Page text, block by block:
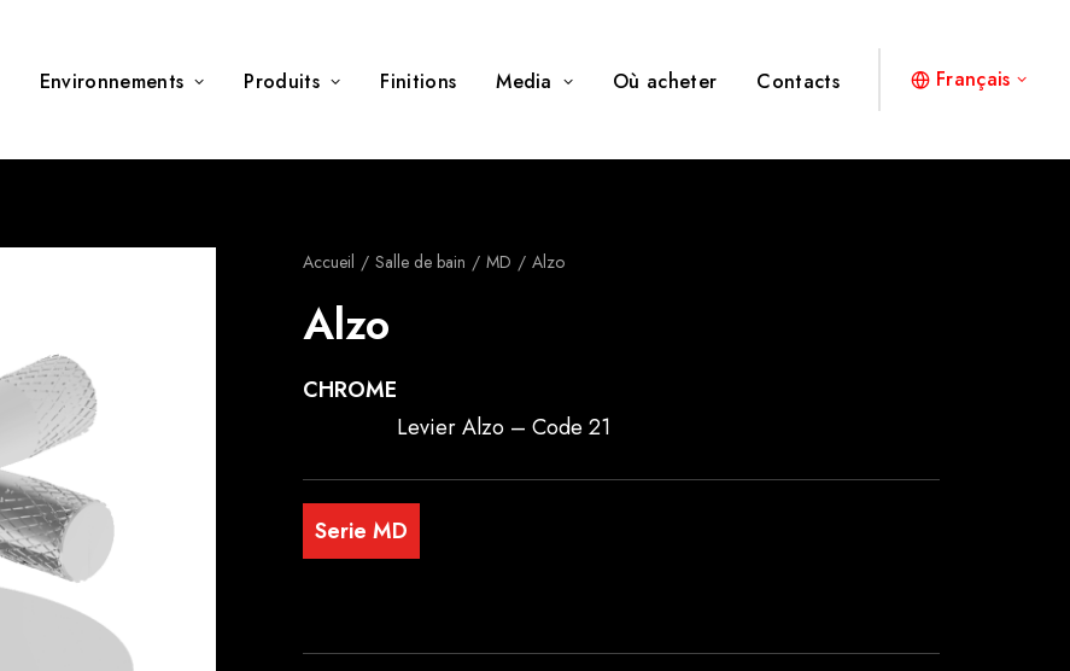
Environnements Produits Finitions Media Où acheter Contacts Français
Accueil Salle de bain MD Alzo
Alzo
CHROME
Levier Alzo – Code 21
Serie MD